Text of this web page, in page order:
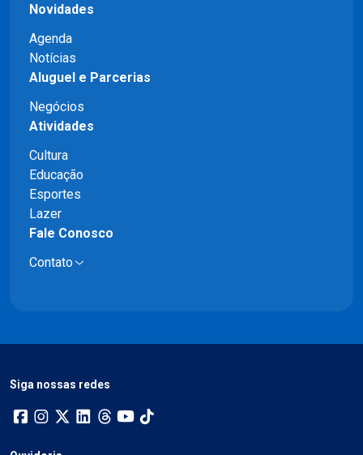
Novidades
Agenda
Notícias
Aluguel e Parcerias
Negócios
Atividades
Cultura
Educação
Esportes
Lazer
Fale Conosco
Contato
Siga nossas redes